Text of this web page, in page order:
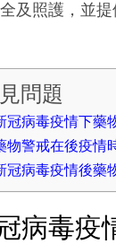
及照護，並
問題
冠病毒疫情下藥
物警戒在後疫情
冠病毒疫情後藥
病毒疫